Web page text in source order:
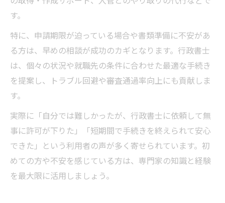
す。
特に、申請期限が迫っている場合や書類準備に不安があ
る方は、早めの相談が成功のカギとなります。行政書士
は、個々の状況や就職先の条件に合わせた最適な手続き
を提案し、トラブル回避や審査通過率向上にも貢献しま
す。
実際に「自分では難しかったが、行政書士に依頼して無
事に許可が下りた」「短期間で手続きを終えられて安心
できた」という利用者の声が多く寄せられています。初
めての方や不安を感じている方は、専門家の知識と経験
を最大限に活用しましょう。